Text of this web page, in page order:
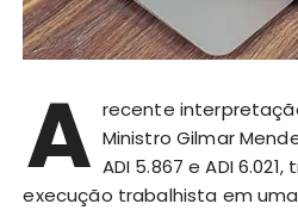
A recente
Ministro Gilmar
ADI 5.867 e ADI
execução trabalhista em